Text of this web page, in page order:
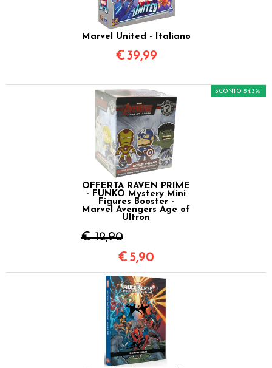
Marvel United - Italiano
€39,99
OFFERTA RAVEN PRIME
- FUNKO Mystery Mini
Figures Booster -
Marvel Avengers Age of
Ultron
€ 12,90
SCONTO 54.3%
€ 5,90